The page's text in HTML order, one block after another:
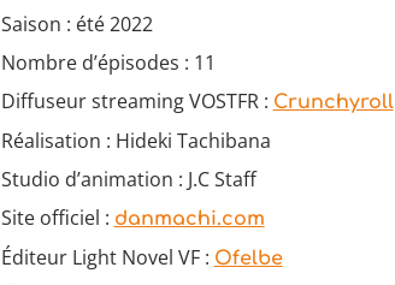
Saison : été 2022
Nombre d’épisodes : 11
Diffuseur streaming VOSTFR : Crunchyroll
Réalisation : Hideki Tachibana
Studio d’animation : J.C Staff
Site officiel : danmachi.com
Éditeur Light Novel VF : Ofelbe